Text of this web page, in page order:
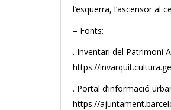
l’esquerra, l’ascensor al
– Fonts:
. Inventari del Patrimoni
https://
. Portal d’informació
https://